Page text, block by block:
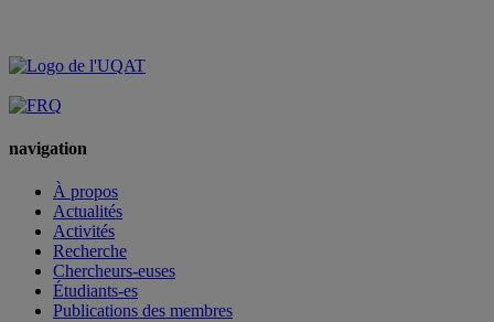
navigation
À propos
Actualités
Activités
Recherche
Chercheurs-euses
Étudiants-es
Publications des membres